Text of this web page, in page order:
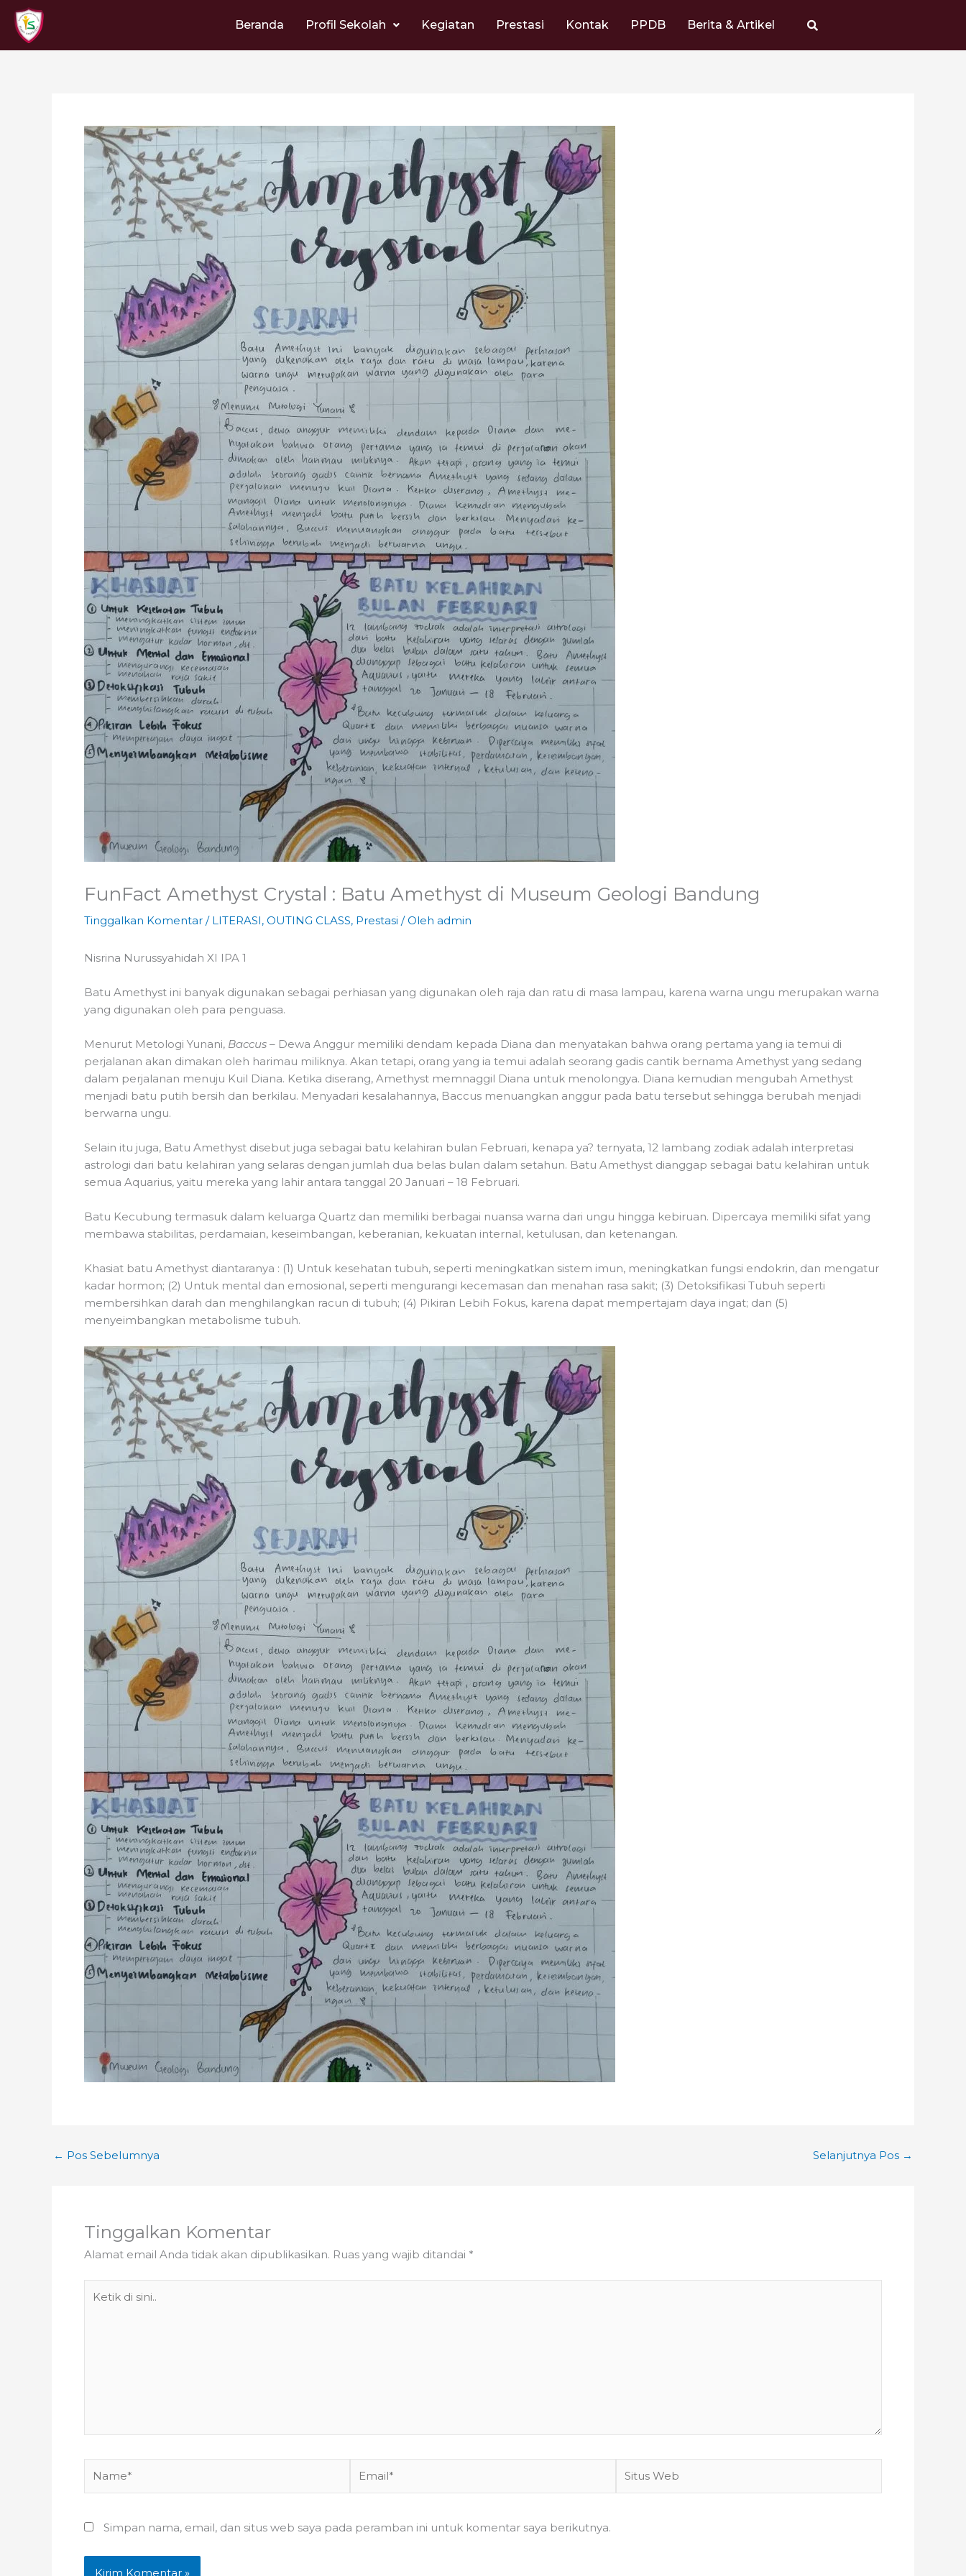
Lewati
konten
Beranda Profil Sekolah Kegiatan Prestasi Kontak PPDB Berita & Artikel
FunFact Amethyst Crystal : Batu Amethyst di Museum Geologi Bandung
Tinggalkan Komentar / LITERASI, OUTING CLASS, Prestasi / Oleh admin
Nisrina Nurussyahidah XI IPA 1
Batu Amethyst ini banyak digunakan sebagai perhiasan yang digunakan oleh raja dan ratu di masa lampau, karena warna ungu merupakan warna
yang digunakan oleh para penguasa.
Menurut Metologi Yunani, Baccus – Dewa Anggur memiliki dendam kepada Diana dan menyatakan bahwa orang pertama yang ia temui di
perjalanan akan dimakan oleh harimau miliknya. Akan tetapi, orang yang ia temui adalah seorang gadis cantik bernama Amethyst yang sedang
dalam perjalanan menuju Kuil Diana. Ketika diserang, Amethyst memnaggil Diana untuk menolongya. Diana kemudian mengubah Amethyst
menjadi batu putih bersih dan berkilau. Menyadari kesalahannya, Baccus menuangkan anggur pada batu tersebut sehingga berubah menjadi
berwarna ungu.
Selain itu juga, Batu Amethyst disebut juga sebagai batu kelahiran bulan Februari, kenapa ya? ternyata, 12 lambang zodiak adalah interpretasi
astrologi dari batu kelahiran yang selaras dengan jumlah dua belas bulan dalam setahun. Batu Amethyst dianggap sebagai batu kelahiran untuk
semua Aquarius, yaitu mereka yang lahir antara tanggal 20 Januari – 18 Februari.
Batu Kecubung termasuk dalam keluarga Quartz dan memiliki berbagai nuansa warna dari ungu hingga kebiruan. Dipercaya memiliki sifat yang
membawa stabilitas, perdamaian, keseimbangan, keberanian, kekuatan internal, ketulusan, dan ketenangan.
Khasiat batu Amethyst diantaranya : (1) Untuk kesehatan tubuh, seperti meningkatkan sistem imun, meningkatkan fungsi endokrin, dan mengatur
kadar hormon; (2) Untuk mental dan emosional, seperti mengurangi kecemasan dan menahan rasa sakit; (3) Detoksifikasi Tubuh seperti
membersihkan darah dan menghilangkan racun di tubuh; (4) Pikiran Lebih Fokus, karena dapat mempertajam daya ingat; dan (5)
menyeimbangkan metabolisme tubuh.
← Pos Sebelumnya Selanjutnya Pos →
Tinggalkan Komentar
Alamat email Anda tidak akan dipublikasikan. Ruas yang wajib ditandai *
Web
Simpan nama, email, dan situs web saya pada peramban ini untuk komentar saya berikutnya.